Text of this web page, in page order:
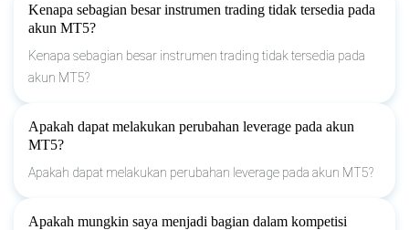
Kenapa sebagian besar instrumen trading tidak tersedia pada
akun MT5?
Kenapa sebagian besar instrumen trading tidak tersedia pada
akun MT5?
Apakah dapat melakukan perubahan leverage pada akun
MT5?
Apakah dapat melakukan perubahan leverage pada akun MT5?
Apakah mungkin saya menjadi bagian dalam kompetisi